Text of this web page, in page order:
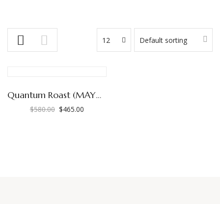
Default sorting
12
Quantum Roast (MAYOREO)
$580.00 $465.00